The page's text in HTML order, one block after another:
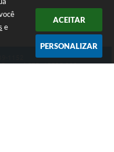
e
ACEITAR
PERSONALIZAR
| CEP: 15525-000